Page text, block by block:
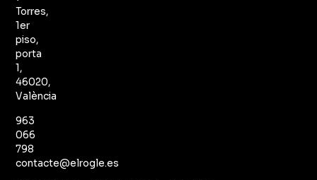
Torres,
1er
piso,
porta
1,
46020,
València
963
066
798
contacte@elrogle.es